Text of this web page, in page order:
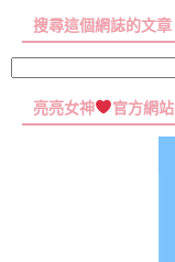
彙
搜尋這個網誌的文章
關
亮亮女神 官方網站